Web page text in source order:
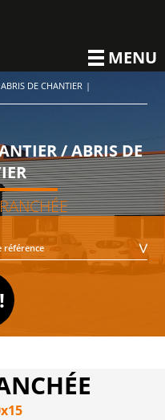
MENU
ABRIS DE CHANTIER |
/ ABRIS DE